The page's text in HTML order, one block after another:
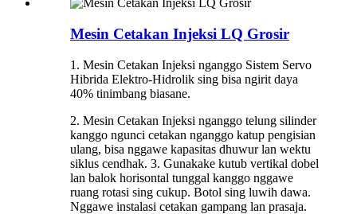
Mesin Cetakan Injeksi LQ Grosir
1. Mesin Cetakan Injeksi nganggo Sistem Servo
Hibrida Elektro-Hidrolik sing bisa ngirit daya
40% tinimbang biasane.
2. Mesin Cetakan Injeksi nganggo telung silinder
kanggo ngunci cetakan nganggo katup pengisian
ulang, bisa nggawe kapasitas dhuwur lan wektu
siklus cendhak. 3. Gunakake kutub vertikal dobel
lan balok horisontal tunggal kanggo nggawe
ruang rotasi sing cukup. Botol sing luwih dawa.
Nggawe instalasi cetakan gampang lan prasaja.